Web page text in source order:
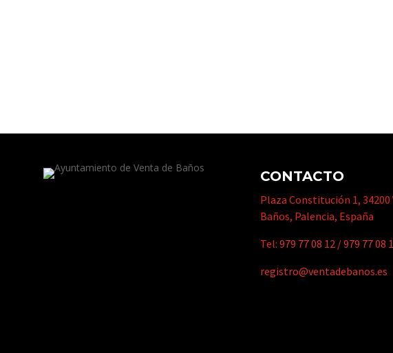
CONTACTO
Plaza Constitución 1, 34200
Baños, Palencia, España
Tel:979 77 08 12 /979 77 08
registro@ventadebanos.es